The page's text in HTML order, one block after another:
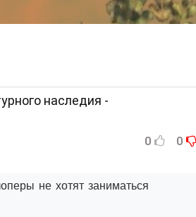
наследия -
0 0
не хотят заниматься